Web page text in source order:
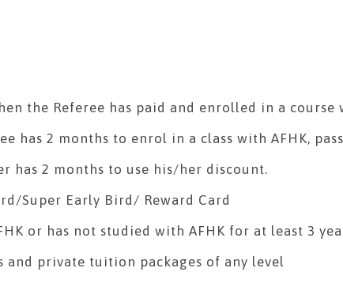
the Referee has paid and enrolled in a course
has 2 months to enrol in a class with AFHK,
has 2 months to use his/her discount.
Super Early Bird/ Reward Card
or has not studied with AFHK for at least 3
and private tuition packages of any level